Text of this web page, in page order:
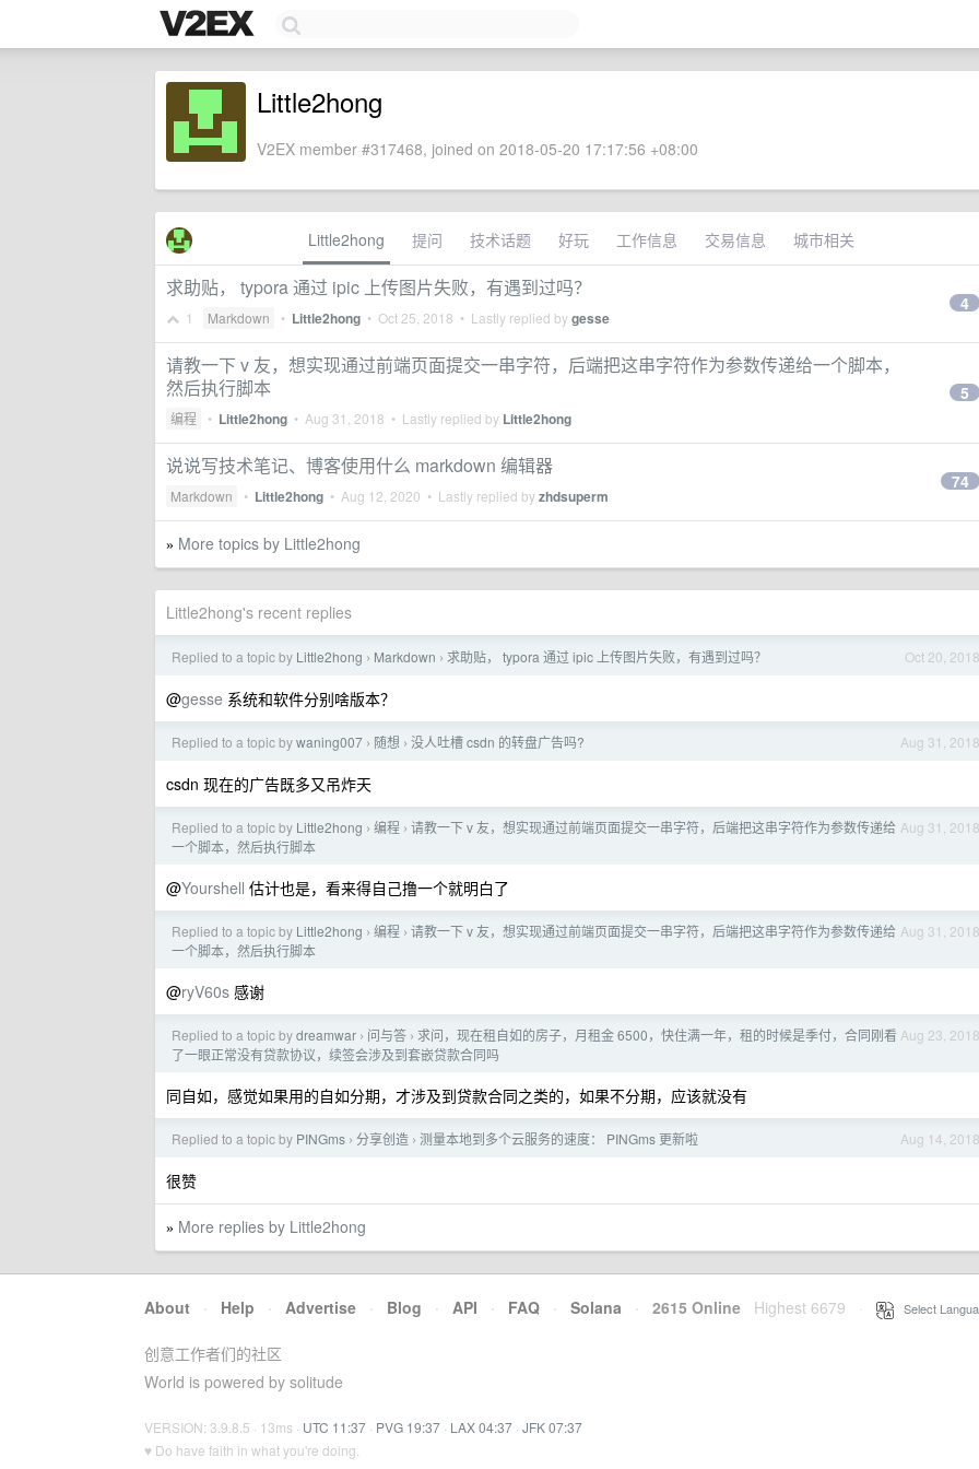
Little2hong
V2EX member #317468, joined on 2018-05-20 17:17:56 +08:00
Little2hong 提问 技术话题 好玩 工作信息 交易信息 城市相关
求助贴， typora 通过 ipic 上传图片失败，有遇到过吗？
1 Markdown • Little2hong • Oct 25, 2018 • Lastly replied bygesse
4
请教一下 v 友，想实现通过前端页面提交一串字符，后端把这串字符作为参数传递给一个脚本，
然后执行脚本
编程 • Little2hong • Aug 31, 2018 • Lastly replied by Little2hong
5
说说写技术笔记、博客使用什么 markdown 编辑器
Markdown • Little2hong • Aug 12, 2020 • Lastly replied byzhdsuperm
74
» More topics by Little2hong
Little2hong's recent replies
Oct 20, 2018
Replied to a topic by Little2hong › Markdown › 求助贴， typora 通过 ipic 上传图片失败，有遇到过吗？
@gesse 系统和软件分别啥版本？
Aug 31, 2018
Replied to a topic bywaning007 › 随想 › 没人吐槽 csdn 的转盘广告吗?
csdn 现在的广告既多又吊炸天
Aug 31, 2018
Replied to a topic by Little2hong › 编程 › 请教一下 v 友，想实现通过前端页面提交一串字符，后端把这串字符作为参数传递给
一个脚本，然后执行脚本
@Yourshell 估计也是，看来得自己撸一个就明白了
Aug 31, 2018
Replied to a topic by Little2hong › 编程 › 请教一下 v 友，想实现通过前端页面提交一串字符，后端把这串字符作为参数传递给
一个脚本，然后执行脚本
@ryV60s 感谢
Aug 23, 2018
Replied to a topic bydreamwar › 问与答 › 求问，现在租自如的房子，月租金 6500，快住满一年，租的时候是季付，合同刚看
了一眼正常没有贷款协议，续签会涉及到套嵌贷款合同吗
同自如，感觉如果用的自如分期，才涉及到贷款合同之类的，如果不分期，应该就没有
Aug 14, 2018
Replied to a topic by PINGms › 分享创造 › 测量本地到多个云服务的速度： PINGms 更新啦
很赞
» More replies by Little2hong
About · Help · Advertise · Blog · API · FAQ · Solana · 2615 Online Highest 6679 Select
创意工作者们的社区
World is powered by solitude
VERSION: 3.9.8.5 · 13ms · UTC 11:37 · PVG 19:37 · LAX 04:37 · JFK 07:37
♥ Do have faith in what you're doing.